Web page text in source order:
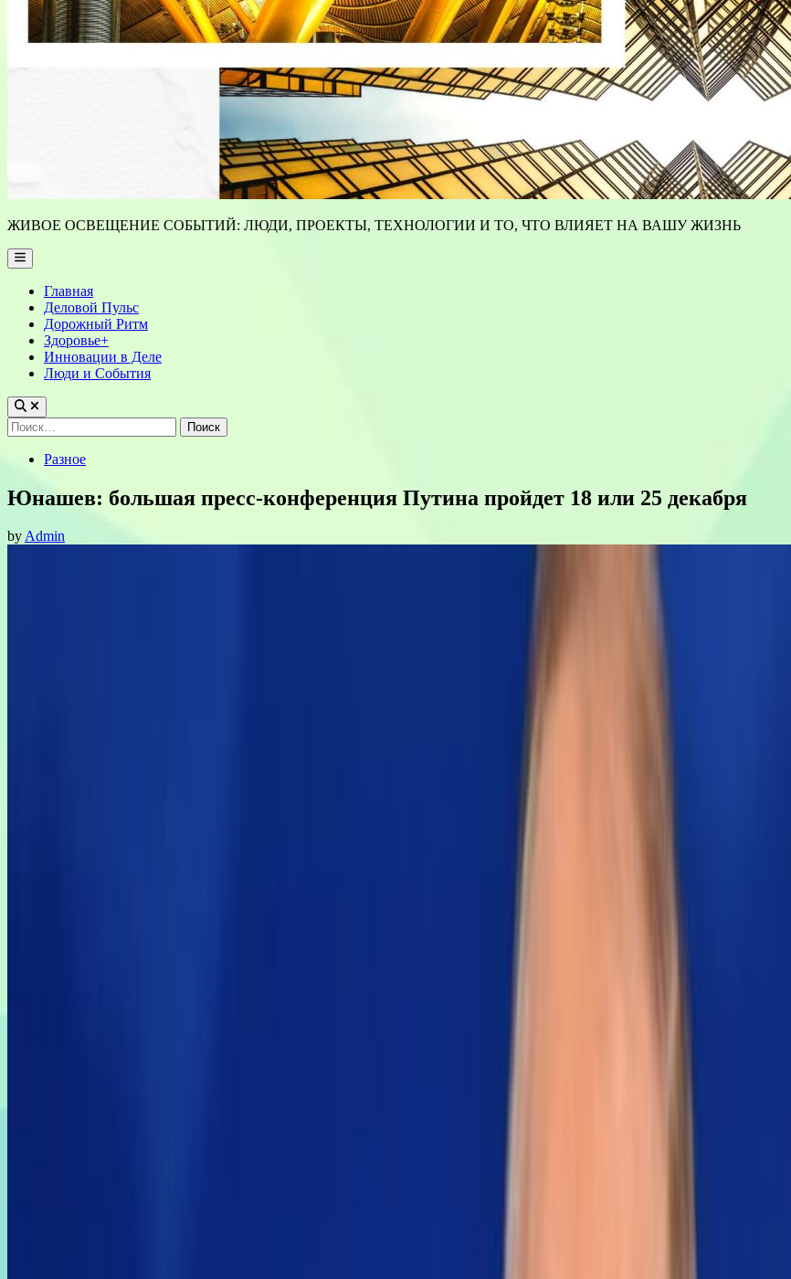
ЖИВОЕ ОСВЕЩЕНИЕ СОБЫТИЙ: ЛЮДИ, ПРОЕКТЫ, ТЕХНОЛОГИИ И ТО, ЧТО ВЛИЯЕТ НА ВАШУ ЖИЗНЬ
Main
Menu
Главная
Деловой Пульс
Дорожный Ритм
Здоровье+
Инновации в Деле
Люди и События
Найти:
PostedРазное
Юнашев: большая пресс-конференция Путина пройдет 18 или 25 декабря
byAdmin